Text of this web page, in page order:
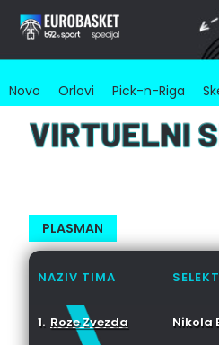
Novo Orlovi Pick-n-Riga
PLASMAN
NAZIV TIMA
1. Roze Zvezda Nikola